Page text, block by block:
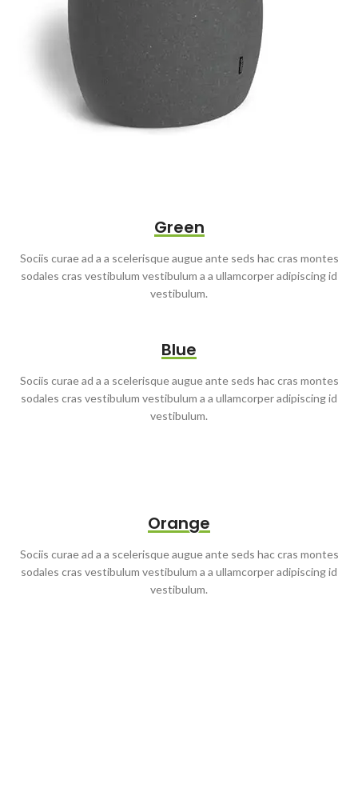
Green
Sociis curae ad a a scelerisque augue ante seds hac cras montes
sodales cras vestibulum vestibulum a a ullamcorper adipiscing id
vestibulum.
Blue
Sociis curae ad a a scelerisque augue ante seds hac cras montes
sodales cras vestibulum vestibulum a a ullamcorper adipiscing id
vestibulum.
Orange
Sociis curae ad a a scelerisque augue ante seds hac cras montes
sodales cras vestibulum vestibulum a a ullamcorper adipiscing id
vestibulum.